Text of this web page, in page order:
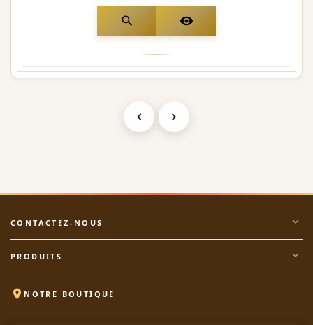
search visibility
CONTACTEZ-NOUS expand_more
PRODUITS expand_more
 NOTRE BOUTIQUE